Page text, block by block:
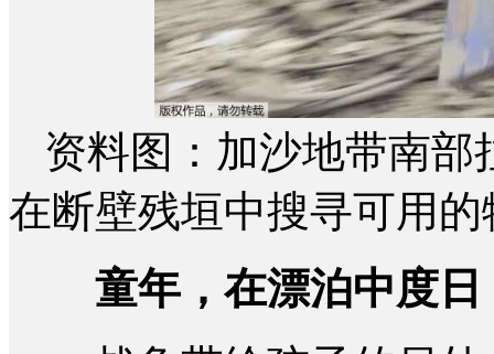
资料图：加沙地带南
在断壁残垣中搜寻可用的
童年，在漂泊中度日